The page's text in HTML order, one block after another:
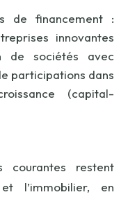
de financement :
innovantes
de sociétés avec
participations dans
(capital-
courantes restent
l’immobilier, en